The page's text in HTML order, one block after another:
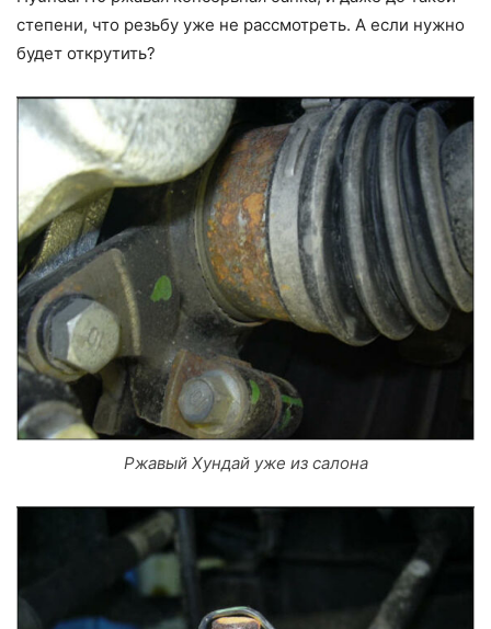
степени, что резьбу уже не рассмотреть. А если нужно
будет открутить?
Ржавый Хундай уже из салона